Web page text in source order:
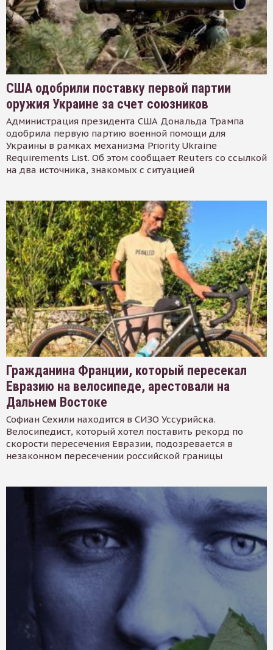
США одобрили поставку первой партии
оружия Украине за счет союзников
Администрация президента США Дональда Трампа
одобрила первую партию военной помощи для
Украины в рамках механизма Priority Ukraine
Requirements List. Об этом сообщает Reuters со ссылкой
на два источника, знакомых с ситуацией
Гражданина Франции, который пересекал
Евразию на велосипеде, арестовали на
Дальнем Востоке
Софиан Сехили находится в СИЗО Уссурийска.
Велосипедист, который хотел поставить рекорд по
скорости пересечения Евразии, подозревается в
незаконном пересечении российской границы